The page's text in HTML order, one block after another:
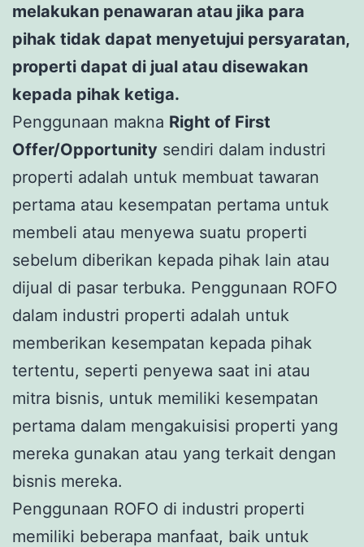
melakukan penawaran atau jika para
pihak tidak dapat menyetujui persyaratan,
properti dapat di jual atau disewakan
kepada pihak ketiga.
Penggunaan makna Right of First
Offer/Opportunity sendiri dalam industri
properti adalah untuk membuat tawaran
pertama atau kesempatan pertama untuk
membeli atau menyewa suatu properti
sebelum diberikan kepada pihak lain atau
dijual di pasar terbuka. Penggunaan ROFO
dalam industri properti adalah untuk
memberikan kesempatan kepada pihak
tertentu, seperti penyewa saat ini atau
mitra bisnis, untuk memiliki kesempatan
pertama dalam mengakuisisi properti yang
mereka gunakan atau yang terkait dengan
bisnis mereka.
Penggunaan ROFO di industri properti
memiliki beberapa manfaat, baik untuk